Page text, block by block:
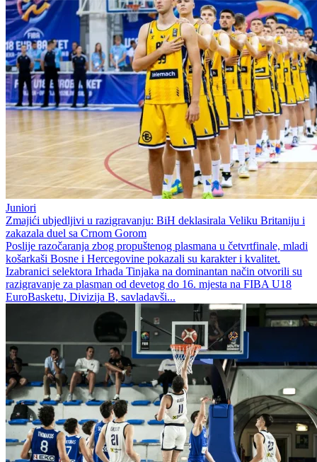
Juniori
Zmajići ubjedljivi u razigravanju: BiH deklasirala Veliku Britaniju i
zakazala duel sa Crnom Gorom
Poslije razočaranja zbog propuštenog plasmana u četvrtfinale, mladi
košarkaši Bosne i Hercegovine pokazali su karakter i kvalitet.
Izabranici selektora Irhada Tinjaka na dominantan način otvorili su
razigravanje za plasman od devetog do 16. mjesta na FIBA U18
EuroBasketu, Divizija B, savladavši...